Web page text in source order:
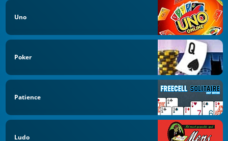
Uno
Poker
Patience
Ludo